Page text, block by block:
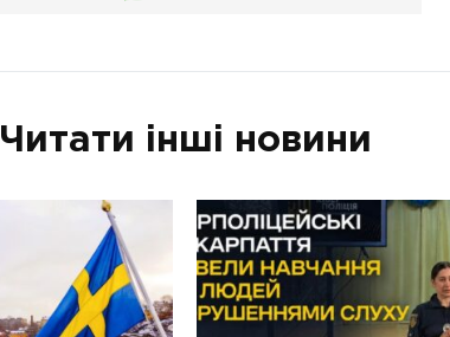
Читати інші новини